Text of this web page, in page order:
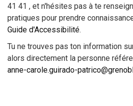
41 41 , et n'hésites pas à te
pratiques pour prendre
Guide d'Accessibilité.
Tu ne trouves pas ton information
alors directement la personne
anne-carole.guirado-